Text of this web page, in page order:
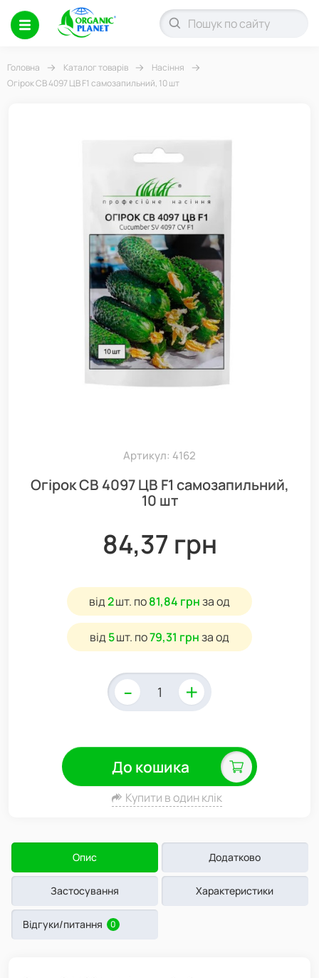
Головна Каталог товарів
Насіння
Огірок СВ 4097 ЦВ F1 самозапильний, 10 шт
Артикул: 4162
Огірок СВ 4097 ЦВ F1 самозапильний,
10 шт
84,37 грн
від2шт. по81,84 грнза од
від 5шт. по79,31 грнза од
- +
До кошика
Купити в один клік
Опис Додатково
Застосування Характеристики
Відгуки/питання 0